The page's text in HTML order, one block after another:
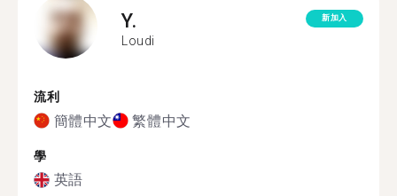
Y.
Loudi
新加入
流利
簡體中文 繁體中文
學
英語